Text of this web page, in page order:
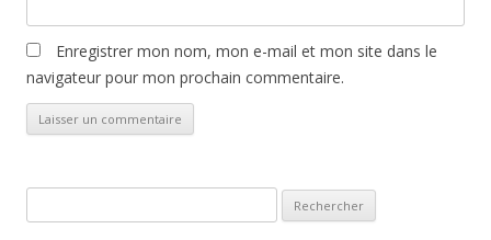
Enregistrer mon nom, mon e-mail et mon site dans le
navigateur pour mon prochain commentaire.